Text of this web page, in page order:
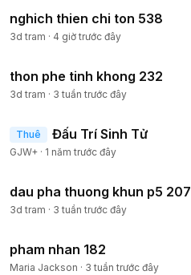
nghich thien chi ton 538
3d tram · 4 giờ trước đây
thon phe tinh khong 232
3d tram · 3 tuần trước đây
Thuê Đấu Trí Sinh Tử
GJW+ · 1 năm trước đây
dau pha thuong khun p5 207
3d tram · 3 tuần trước đây
pham nhan 182
Maria Jackson · 3 tuần trước đây